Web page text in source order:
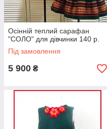
Осінній теплий сарафан
"СОЛО" для дівчинки 140 р.
Під замовлення
5 900 ₴